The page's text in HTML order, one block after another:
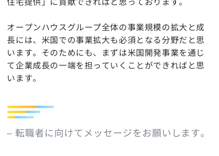
オープンハウスグループ全体の事業規模の拡大と成
長には、米国での事業拡大も必須となる分野だと思
います。そのためにも、まずは米国開発事業を通じ
て企業成長の一端を担っていくことができればと思
います。
– 転職者に向けてメッセージをお願いします。